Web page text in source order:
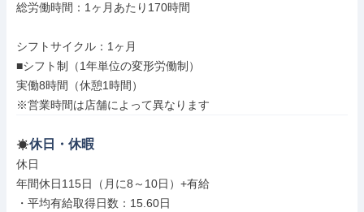
総労働時間：1ヶ月あたり170時間
シフトサイクル：1ヶ月
■シフト制（1年単位の変形労働制）
実働8時間（休憩1時間）
※営業時間は店舗によって異なります
休日・休暇
休日
年間休日115日（月に8～10日）+有給
・平均有給取得日数：15.60日